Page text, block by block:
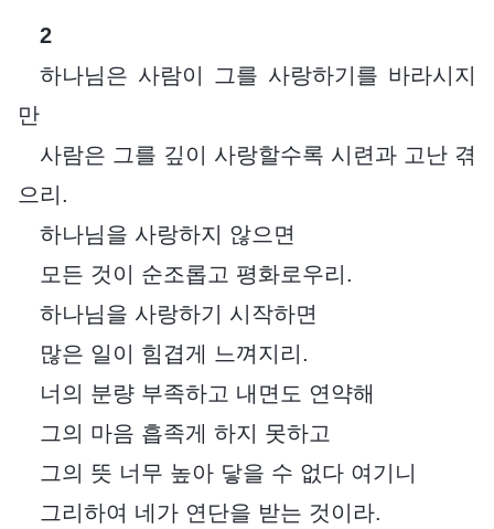
2
하나님은 사람이 그를 사랑하기를 바라시지
만
사람은 그를 깊이 사랑할수록 시련과 고난 겪
으리.
하나님을 사랑하지 않으면
모든 것이 순조롭고 평화로우리.
하나님을 사랑하기 시작하면
많은 일이 힘겹게 느껴지리.
너의 분량 부족하고 내면도 연약해
그의 마음 흡족게 하지 못하고
그의 뜻 너무 높아 닿을 수 없다 여기니
그리하여 네가 연단을 받는 것이라.